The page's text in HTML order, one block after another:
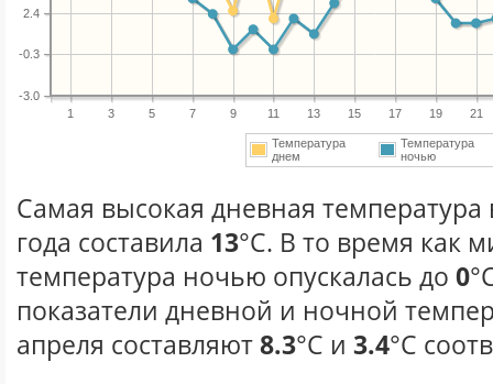
1 3 5 7 9 11 13 15 17 19 21
-3.0
-0.3
2.4
Температура
днем
Температура
ночью
Самая высокая дневная температура
года составила 13°С. В то время как
температура ночью опускалась до 0
показатели дневной и ночной
апреля составляют8.3°С и 3.4°С